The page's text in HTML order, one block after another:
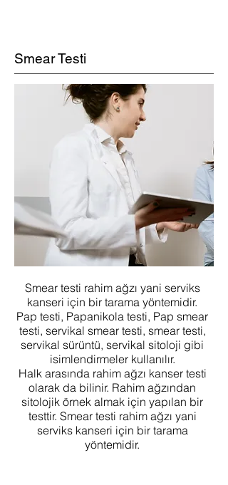
Smear Testi
Smear testi rahim ağzı yani serviks
kanseri için bir tarama yöntemidir.
Pap testi, Papanikola testi, Pap smear
testi, servikal smear testi, smear testi,
servikal sürüntü, servikal sitoloji gibi
isimlendirmeler kullanılır.
Halk arasında rahim ağzı kanser testi
olarak da bilinir. Rahim ağzından
sitolojik örnek almak için yapılan bir
testtir. Smear testi rahim ağzı yani
serviks kanseri için bir tarama
yöntemidir.